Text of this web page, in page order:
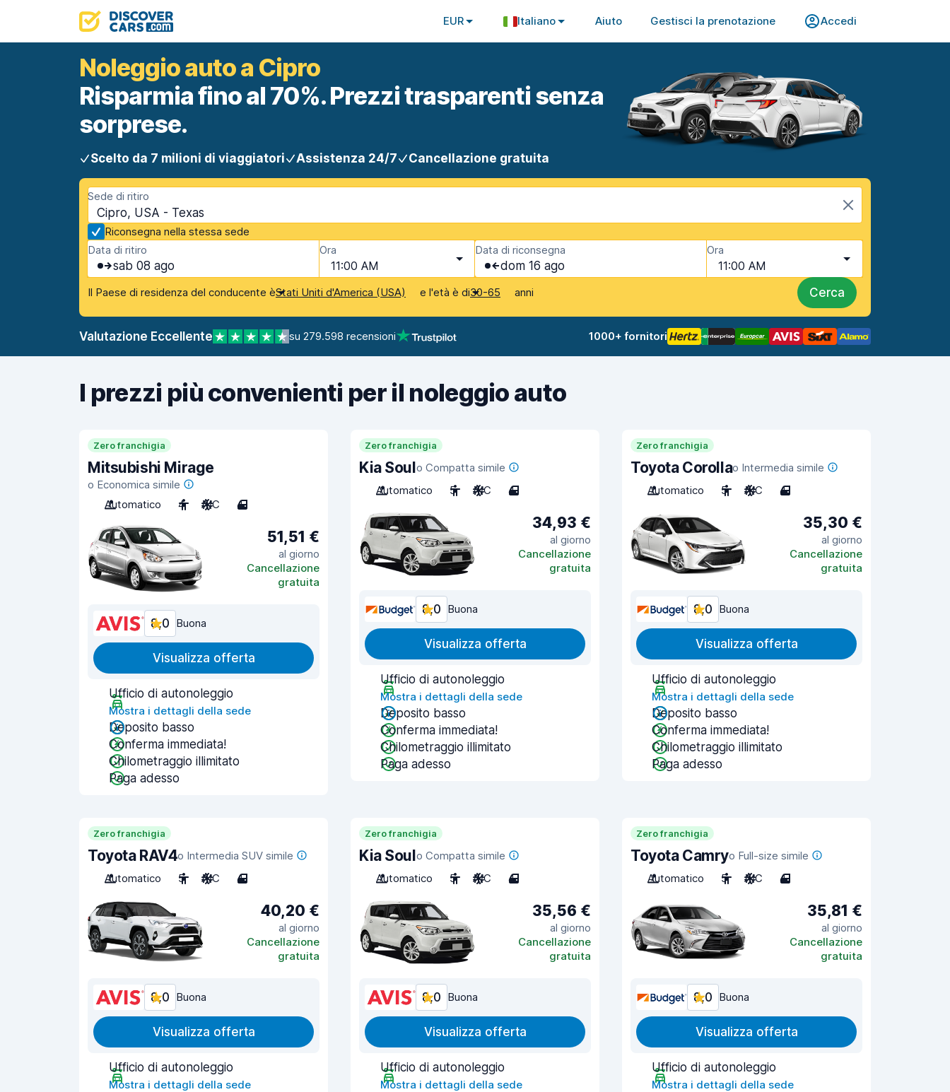
EUR Italiano Aiuto Gestisci la prenotazione Accedi
Noleggio auto a Cipro
Risparmia fino al 70%. Prezzi trasparenti senza
sorprese.
Scelto da 7 milioni di viaggiatori Assistenza 24/7 Cancellazione gratuita
Sede di ritiro
Cipro, USA - Texas
Riconsegna nella stessa sede
Data di ritiro
sab 08 ago
Ora
11:00 AM
Data di riconsegna
dom 16 ago
Ora
11:00 AM
Il Paese di residenza del conducente èStati Uniti d'America (USA) e l'età è di30-65 anni Cerca
Valutazione Eccellente su 279.598 recensioni 1000+ fornitori
I prezzi più convenienti per il noleggio auto
Zero franchigia
Mitsubishi Mirage
o Economica simile
Automatico
4 A/C 4
51,51 €
al giorno
Cancellazione
gratuita
8,0 Buona
Visualizza offerta
Ufficio di autonoleggio
Mostra i dettagli della sede
Deposito basso
Conferma immediata!
Chilometraggio illimitato
Paga adesso
Zero franchigia
Kia Soulo Compatta simile
Automatico
5 A/C 4
34,93 €
al giorno
Cancellazione
gratuita
8,0 Buona
Visualizza offerta
Ufficio di autonoleggio
Mostra i dettagli della sede
Deposito basso
Conferma immediata!
Chilometraggio illimitato
Paga adesso
Zero franchigia
Toyota Corollao Intermedia simile
Automatico
5 A/C 4
35,30 €
al giorno
Cancellazione
gratuita
8,0 Buona
Visualizza offerta
Ufficio di autonoleggio
Mostra i dettagli della sede
Deposito basso
Conferma immediata!
Chilometraggio illimitato
Paga adesso
Zero franchigia
Toyota RAV4o Intermedia SUV simile
Automatico
5 A/C 4
40,20 €
al giorno
Cancellazione
gratuita
8,0 Buona
Visualizza offerta
Ufficio di autonoleggio
Mostra i dettagli della sede
Zero franchigia
Kia Soulo Compatta simile
Automatico
5 A/C 4
35,56 €
al giorno
Cancellazione
gratuita
8,0 Buona
Visualizza offerta
Ufficio di autonoleggio
Mostra i dettagli della sede
Zero franchigia
Toyota Camryo Full-size simile
Automatico
5 A/C 4
35,81 €
al giorno
Cancellazione
gratuita
8,0 Buona
Visualizza offerta
Ufficio di autonoleggio
Mostra i dettagli della sede